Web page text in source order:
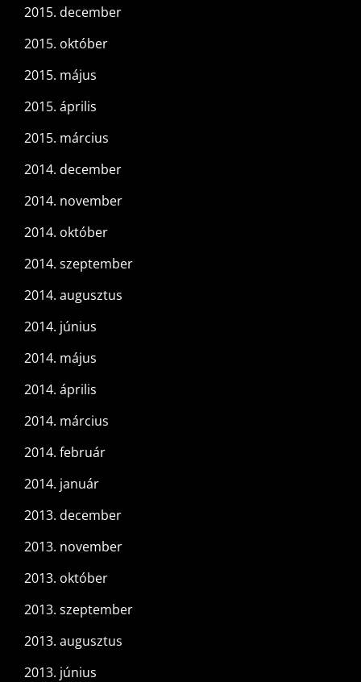
2015. december
2015. október
2015. május
2015. április
2015. március
2014. december
2014. november
2014. október
2014. szeptember
2014. augusztus
2014. június
2014. május
2014. április
2014. március
2014. február
2014. január
2013. december
2013. november
2013. október
2013. szeptember
2013. augusztus
2013. június